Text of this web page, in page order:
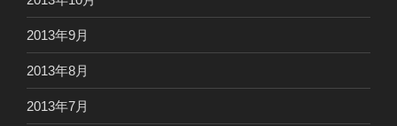
2013年9月
2013年8月
2013年7月